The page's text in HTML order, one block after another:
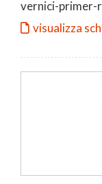
vernici-primer-
visualizza